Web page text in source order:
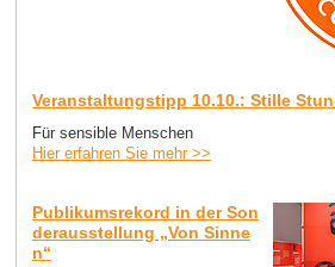
Veranstaltungstipp 10.10.: Stille
Für sensible Menschen
Hier erfahren Sie mehr >>
Publikumsrekord in der Son
derausstellung „Von Sinne
n“